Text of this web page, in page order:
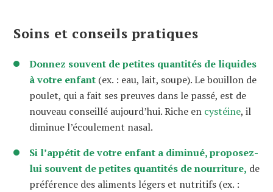
Soins et conseils pratiques
Donnez souvent de petites quantités de liquides
à votre enfant (ex. : eau, lait, soupe). Le bouillon de
poulet, qui a fait ses preuves dans le passé, est de
nouveau conseillé aujourd’hui. Riche en cystéine, il
diminue l’écoulement nasal.
Si l’appétit de votre enfant a diminué, proposez-
lui souvent de petites quantités de nourriture, de
préférence des aliments légers et nutritifs (ex. :